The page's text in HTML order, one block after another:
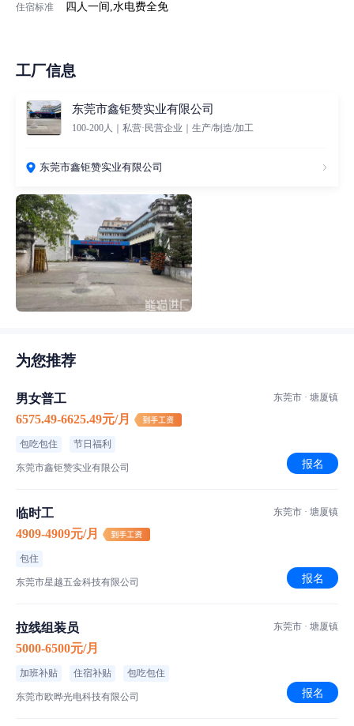
住宿标准 四人一间,水电费全免
工厂信息
东莞市鑫钜赞实业有限公司
100-200人｜私营·民营企业｜生产/制造/加工
东莞市鑫钜赞实业有限公司
为您推荐
男女普工
6575.49-6625.49元/月
包吃包住 节日福利
东莞市鑫钜赞实业有限公司
东莞市 · 塘厦镇
报名
临时工
4909-4909元/月
包住
东莞市星越五金科技有限公司
东莞市 · 塘厦镇
报名
拉线组装员
5000-6500元/月
加班补贴 住宿补贴 包吃包住
东莞市欧晔光电科技有限公司
东莞市 · 塘厦镇
报名